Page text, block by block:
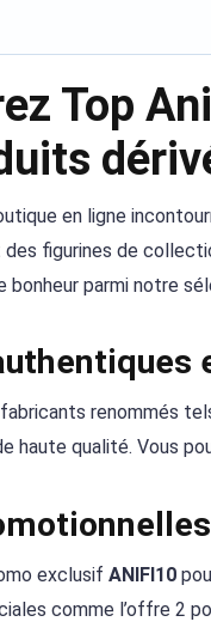
Top
en ligne
figurines de
parmi notre
renommés
haute qualité. Vous
exclusif ANIFI10
comme l’offre 2